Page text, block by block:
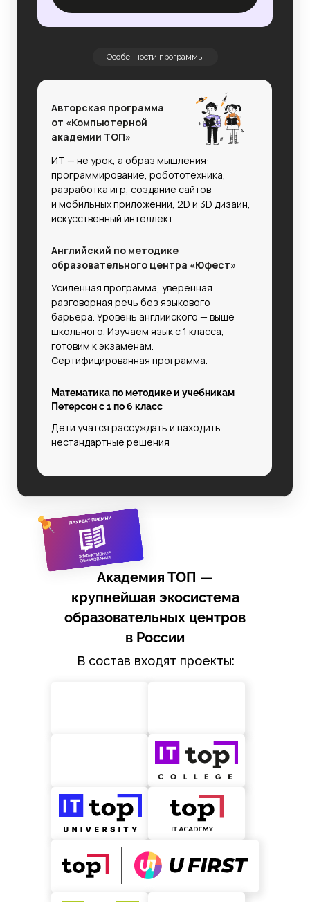
Особенности программы
Английский по методике
образовательного центра «Юфест»
Усиленная программа, уверенная
разговорная речь без языкового
барьера. Уровень английского — выше
школьного. Изучаем язык с 1 класса,
готовим к экзаменам.
Сертифицированная программа.
Авторская программа
от «Компьютерной
академии ТОП»
ИТ — не урок, а образ мышления:
программирование, робототехника,
разработка игр, создание сайтов
и мобильных приложений, 2D и 3D дизайн,
искусственный интеллект.
Математика по методике и учебникам
Петерсон с 1 по 6 класс
Дети учатся рассуждать и находить
нестандартные решения
Академия ТОП —
крупнейшая экосистема
образовательных центров
в России
В состав входят проекты: